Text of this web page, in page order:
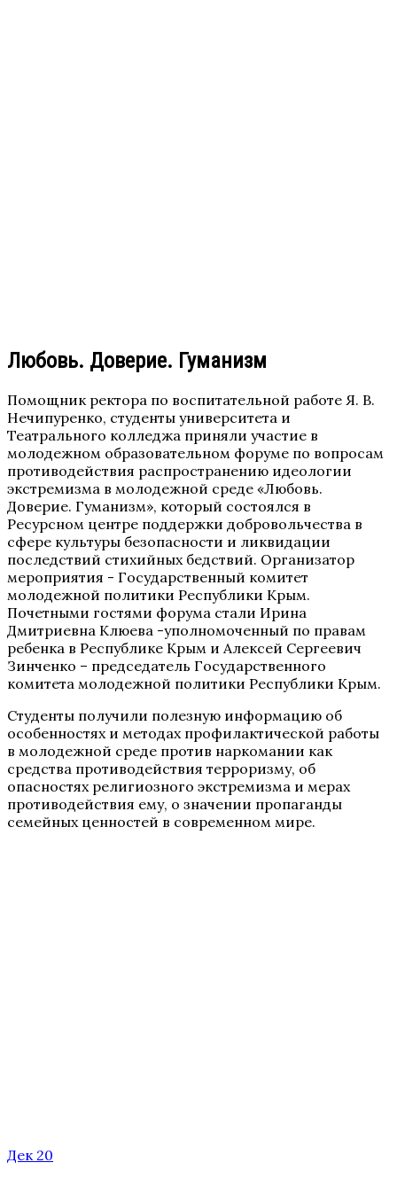
Любовь. Доверие. Гуманизм
Помощник ректора по воспитательной работе Я. В.
Нечипуренко, студенты университета и
Театрального колледжа приняли участие в
молодежном образовательном форуме по вопросам
противодействия распространению идеологии
экстремизма в молодежной среде «Любовь.
Доверие. Гуманизм», который состоялся в
Ресурсном центре поддержки добровольчества в
сфере культуры безопасности и ликвидации
последствий стихийных бедствий. Организатор
мероприятия - Государственный комитет
молодежной политики Республики Крым.
Почетными гостями форума стали Ирина
Дмитриевна Клюева -уполномоченный по правам
ребенка в Республике Крым и Алексей Сергеевич
Зинченко – председатель Государственного
комитета молодежной политики Республики Крым.
Студенты получили полезную информацию об
особенностях и методах профилактической работы
в молодежной среде против наркомании как
средства противодействия терроризму, об
опасностях религиозного экстремизма и мерах
противодействия ему, о значении пропаганды
семейных ценностей в современном мире.
Дек 20